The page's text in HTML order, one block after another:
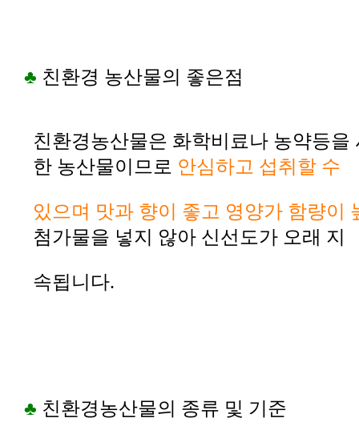
♣ 친환경 농산물의 좋은점
친환경농산물은 화학비료나 농약등을
한 농산물이므로 안심하고 섭취할 수
있으며 맛과 향이 좋고 영양가 함량이
첨가물을 넣지 않아 신선도가 오래 지
속됩니다.
♣ 친환경농산물의 종류 및 기준